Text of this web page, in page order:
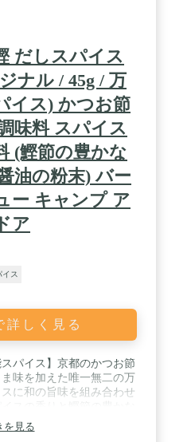
動画に憧れて料理を作っ
ちがうアウトドア用スパイ
パイスでぜひとも「飯テ
料名： 食塩（国内製
、粉末しょうゆ、ブラッ
パー、風味調味料、オニ
、ローストオニオン、ロ
/調味料（アミノ酸）、加
、（一部に乳成分・小
95g 賞味期限：製造から
、高温多湿をお避けくだ
だしスパイス
ナル / 45g / 万
イス) かつお節
味料 スパイス
(鰹節の豊かな
油の粉末) バー
ー キャンプ ア
ア
ス
詳しく見る
パイス】京都のかつお節
味を加えた唯一無二の万
に和の旨味を組み合わせ
します。 / 【日本人に合
唐辛子、ガーリック、コ
を見る